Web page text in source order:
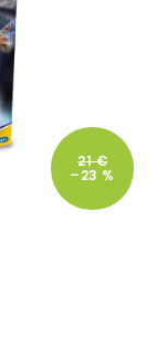
21 €
–23 %